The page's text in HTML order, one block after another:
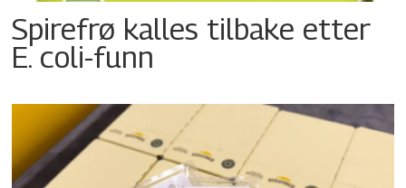
Spirefrø kalles tilbake etter
E. coli-funn